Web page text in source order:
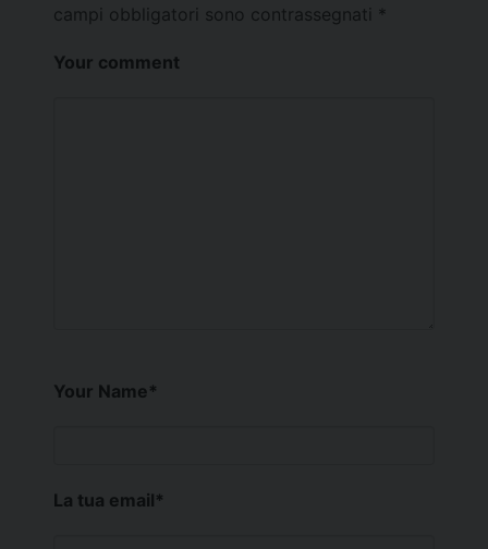
campi obbligatori sono contrassegnati *
Your comment
Your Name*
La tua email*